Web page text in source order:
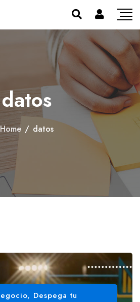
datos
Home / datos
, Despega tu